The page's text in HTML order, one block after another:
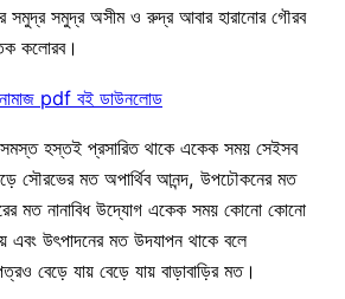
সমুদ্র সমুদ্র অসীম ও রুদ্র আবার হারানোর গৌরব
কলোরব।
নামাজ pdf বই ডাউনলোড
হস্তই প্রসারিত থাকে একেক সময় সেইসব
সৌরভের মত অপার্থিব আনন্দ, উপঢৌকনের মত
মত নানাবিধ উদ্যোগ একেক সময় কোনো কোনো
এবং উৎপাদনের মত উদযাপন থাকে বলে
বেড়ে যায় বেড়ে যায় বাড়াবাড়ির মত।